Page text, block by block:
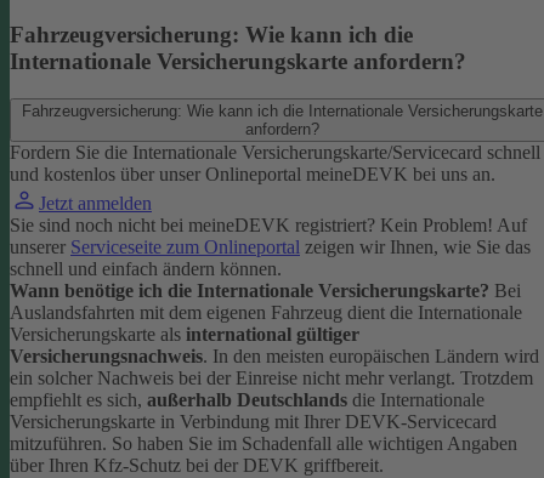
Fahrzeugversicherung: Wie kann ich die
Internationale Versicherungskarte anfordern?
Fahrzeugversicherung: Wie kann ich die Internationale Versicherungskarte
anfordern?
Fordern Sie die Internationale Versicherungskarte/Servicecard schnell
und kostenlos über unser Onlineportal meineDEVK bei uns an.
Jetzt anmelden
Sie sind noch nicht bei meineDEVK registriert? Kein Problem! Auf
unserer Serviceseite zum Onlineportal zeigen wir Ihnen, wie Sie das
schnell und einfach ändern können.
Wann benötige ich die Internationale Versicherungskarte? Bei
Auslandsfahrten mit dem eigenen Fahrzeug dient die Internationale
Versicherungskarte als international gültiger
Versicherungsnachweis. In den meisten europäischen Ländern wird
ein solcher Nachweis bei der Einreise nicht mehr verlangt. Trotzdem
empfiehlt es sich, außerhalb Deutschlands die Internationale
Versicherungskarte in Verbindung mit Ihrer DEVK-Servicecard
mitzuführen. So haben Sie im Schadenfall alle wichtigen Angaben
über Ihren Kfz-Schutz bei der DEVK griffbereit.